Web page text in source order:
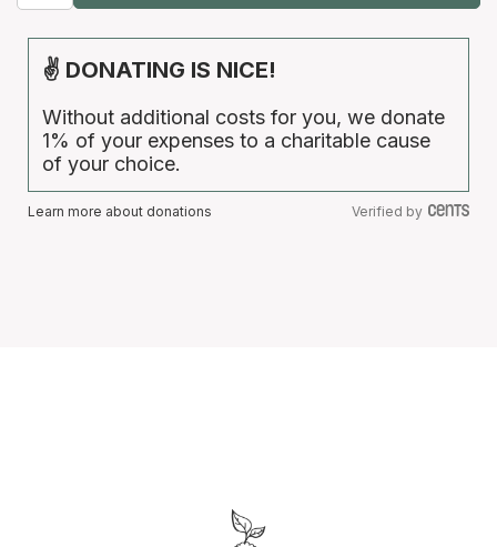
✌ DONATING IS NICE!
Without additional costs for you, we donate
1% of your expenses to a charitable cause
of your choice.
Learn more about donations Verified by